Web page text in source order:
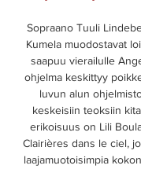
Sopraano Tuuli
Kumela muodostavat
saapuu vierailulle
ohjelma keskittyy
luvun alun
keskeisiin teoksiin
erikoisuus on Lili
Clairières dans le ciel,
laajamuotoisimpia